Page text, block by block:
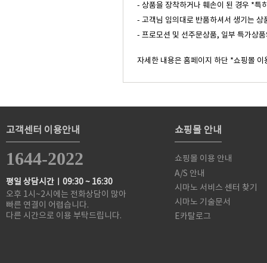
- 상품을 장착하거나 훼손이 된 경우 *특
- 고객님 임의대로 반품하셔서 생기는 상
- 프로모션 및 선주문상품, 일부 특가상
자세한 내용은 홈페이지 하단 *쇼핑몰
고객센터 이용안내
1644-2022
평일 상담시간ㅣ09:30 ~ 16:30
오후 1시~2시에는 전화상담이 많아
빠른 연결이 어렵습니다.
다른 시간으로 이용 부탁드립니다.
쇼핑몰 안내
쇼핑몰 이용 안내
A/S 안내
시마노 서비스 센터 찾기
시마노 기술문서
E카탈로그